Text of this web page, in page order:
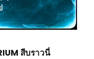
สีบราวนี่